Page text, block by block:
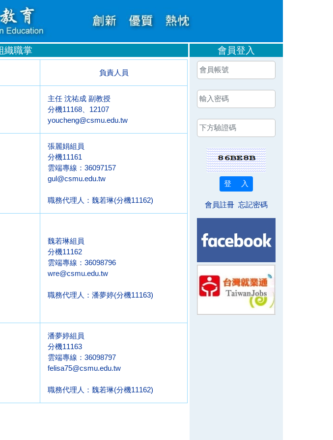
織職掌
負責人員
主任 沈祐成 副教授
分機11168、12107
youcheng@csmu.edu.tw
張麗娟組員
分機11161
雲端專線：36097157
gul@csmu.edu.tw
職務代理人：魏若琳(分機11162)
魏若琳組員
分機11162
雲端專線：36098796
wre@csmu.edu.tw
職務代理人：潘夢婷(分機11163)
潘夢婷組員
分機11163
雲端專線：36098797
felisa75@csmu.edu.tw
職務代理人：魏若琳(分機11162)
會員登入
會員註冊 忘記密碼